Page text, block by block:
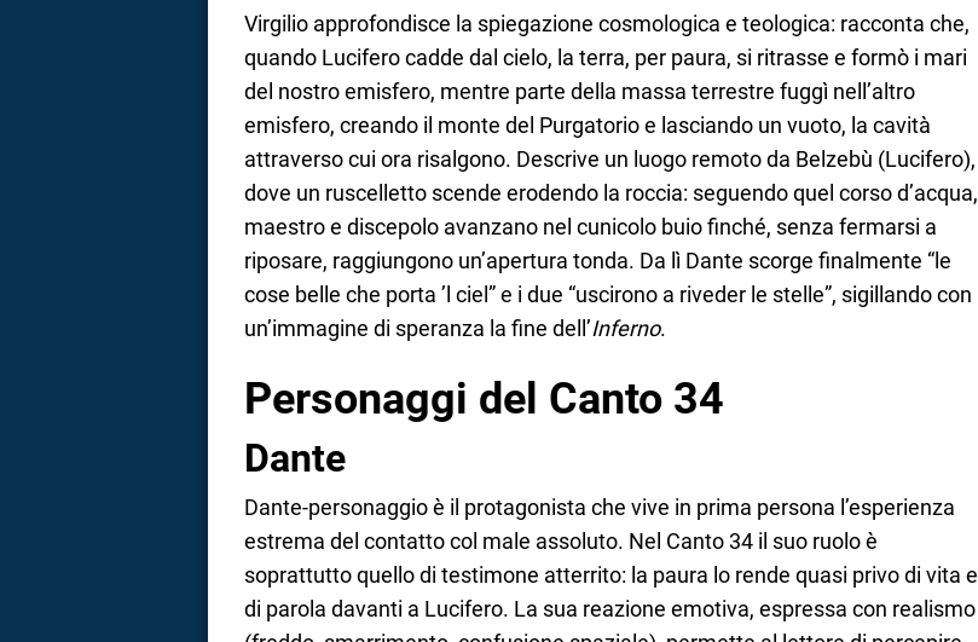
Virgilio approfondisce la spiegazione cosmologica e teologica: racconta che,
quando Lucifero cadde dal cielo, la terra, per paura, si ritrasse e formò i mari
del nostro emisfero, mentre parte della massa terrestre fuggì nell’altro
emisfero, creando il monte del Purgatorio e lasciando un vuoto, la cavità
attraverso cui ora risalgono. Descrive un luogo remoto da Belzebù (Lucifero),
dove un ruscelletto scende erodendo la roccia: seguendo quel corso d’acqua,
maestro e discepolo avanzano nel cunicolo buio finché, senza fermarsi a
riposare, raggiungono un’apertura tonda. Da lì Dante scorge finalmente “le
cose belle che porta ’l ciel” e i due “uscirono a riveder le stelle”, sigillando con
un’immagine di speranza la fine dell’Inferno.
Personaggi del Canto 34
Dante
Dante-personaggio è il protagonista che vive in prima persona l’esperienza
estrema del contatto col male assoluto. Nel Canto 34 il suo ruolo è
soprattutto quello di testimone atterrito: la paura lo rende quasi privo di vita e
di parola davanti a Lucifero. La sua reazione emotiva, espressa con realismo